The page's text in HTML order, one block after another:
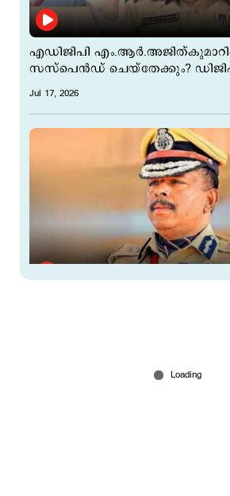
എഡിജിപി
സസ്പെന്‍ഡ് ചെയ്തേക്കും?
Jul 17, 2026